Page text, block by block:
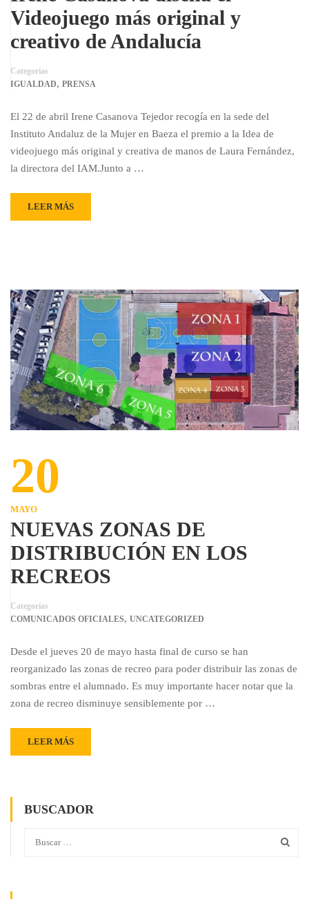
Videojuego más original y
creativo de Andalucía
Categorías
IGUALDAD, PRENSA
El 22 de abril Irene Casanova Tejedor recogía en la sede del
Instituto Andaluz de la Mujer en Baeza el premio a la Idea de
videojuego más original y creativa de manos de Laura Fernández,
la directora del IAM.Junto a …
LEER MÁS
20
MAYO
NUEVAS ZONAS DE
DISTRIBUCIÓN EN LOS
RECREOS
Categorías
COMUNICADOS OFICIALES, UNCATEGORIZED
Desde el jueves 20 de mayo hasta final de curso se han
reorganizado las zonas de recreo para poder distribuir las zonas de
sombras entre el alumnado. Es muy importante hacer notar que la
zona de recreo disminuye sensiblemente por …
LEER MÁS
BUSCADOR